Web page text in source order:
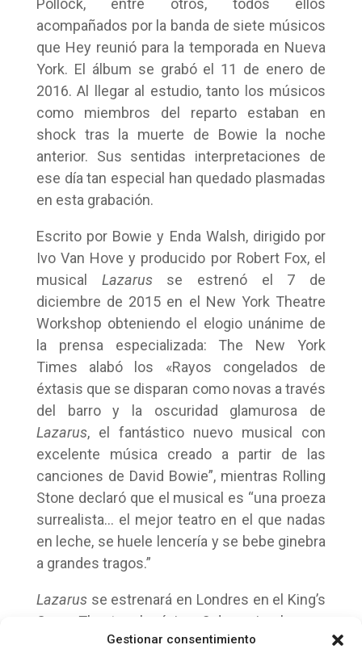
Gestionar consentimiento
Pollock, entre otros, todos ellos
acompañados por la banda de siete músicos
que Hey reunió para la temporada en Nueva
York. El álbum se grabó el 11 de enero de
2016. Al llegar al estudio, tanto los músicos
como miembros del reparto estaban en
shock tras la muerte de Bowie la noche
anterior. Sus sentidas interpretaciones de
ese día tan especial han quedado plasmadas
en esta grabación.
Escrito por Bowie y Enda Walsh, dirigido por
Ivo Van Hove y producido por Robert Fox, el
musical Lazarusse estrenó el 7 de
diciembre de 2015 en el New York Theatre
Workshop obteniendo el elogio unánime de
la prensa especializada: The New York
Times alabó los «Rayos congelados de
éxtasis que se disparan como novas a través
del barro y la oscuridad glamurosa de
Lazarus, el fantástico nuevo musical con
excelente música creado a partir de las
canciones de David Bowie”, mientras Rolling
Stone declaró que el musical es “una proeza
surrealista… el mejor teatro en el que nadas
en leche, se huele lencería y se bebe ginebra
a grandes tragos.”
Lazarusse estrenará en Londres en el King’s
Cross Theatre el próximo 8 de noviembre.